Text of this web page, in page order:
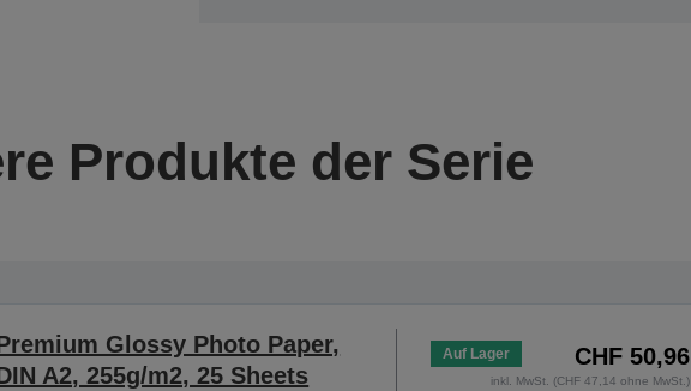
Produkte der Serie
Glossy Photo Paper,
A2, 255g/m2, 25 Sheets
Auf Lager CHF 50,96
inkl. MwSt. (CHF 47,14 ohne MwSt.)